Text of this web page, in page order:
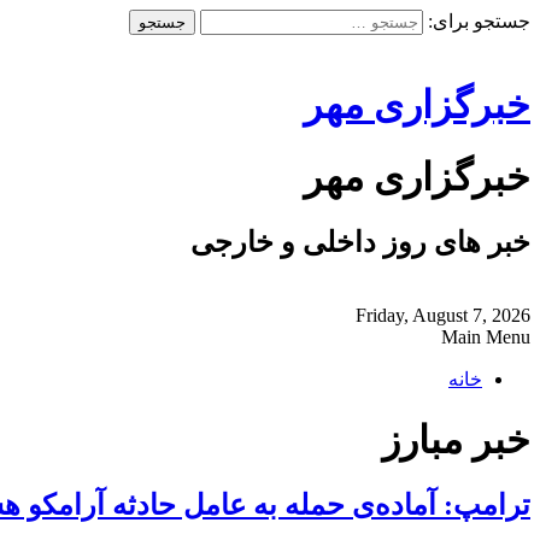
جستجو برای:
خبرگزاری مهر
خبرگزاری مهر
خبر های روز داخلی و خارجی
Friday, August 7, 2026
Main Menu
خانه
خبر مبارز
ترامپ: آماده‌ی حمله به عامل حادثه آرامکو